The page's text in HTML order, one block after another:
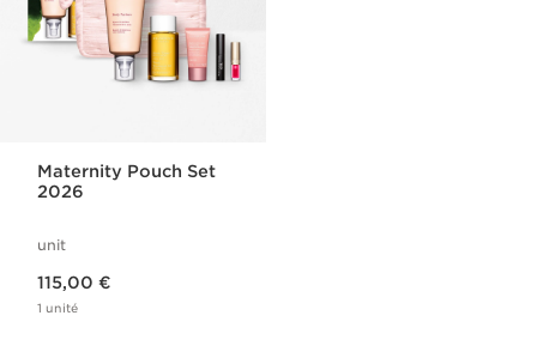
Maternity Pouch Set
2026
unit
115,00 €
1 unité